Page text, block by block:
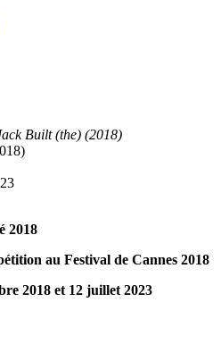
Built (the) (2018)
2018
au Festival de Cannes 2018
2018 et 12 juillet 2023